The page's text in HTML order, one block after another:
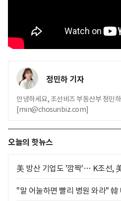
정민하 기자
안녕하세요, 조선비즈 부동산부 정민
[min@chosunbiz.com]
오늘의 핫뉴스
美 방산 기업도 '깜짝'… K조선,
"말 어눌하면 빨리 병원 와라"